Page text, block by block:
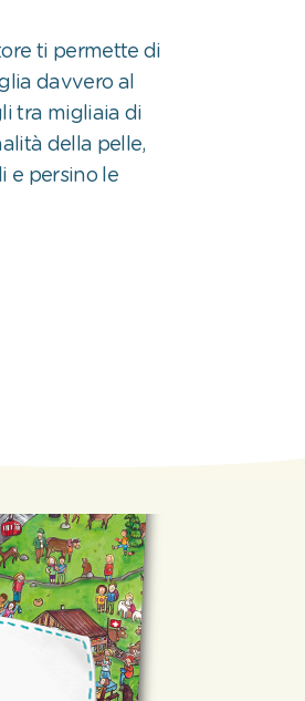
ti permette di
davvero al
tra migliaia di
della pelle,
e persino le